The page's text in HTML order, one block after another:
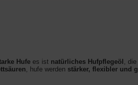
Hufe es ist natürliches Hufpflegeöl , die
, hufe werden stärker, flexibler und